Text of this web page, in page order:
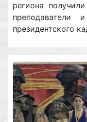
региона
преподаватели
президентского